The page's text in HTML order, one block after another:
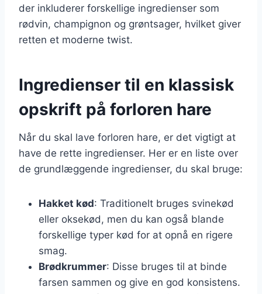
der inkluderer forskellige ingredienser som
rødvin, champignon og grøntsager, hvilket giver
retten et moderne twist.
Ingredienser til en klassisk
opskrift på forloren hare
Når du skal lave forloren hare, er det vigtigt at
have de rette ingredienser. Her er en liste over
de grundlæggende ingredienser, du skal bruge:
Hakket kød: Traditionelt bruges svinekød
eller oksekød, men du kan også blande
forskellige typer kød for at opnå en rigere
smag.
Brødkrummer: Disse bruges til at binde
farsen sammen og give en god konsistens.